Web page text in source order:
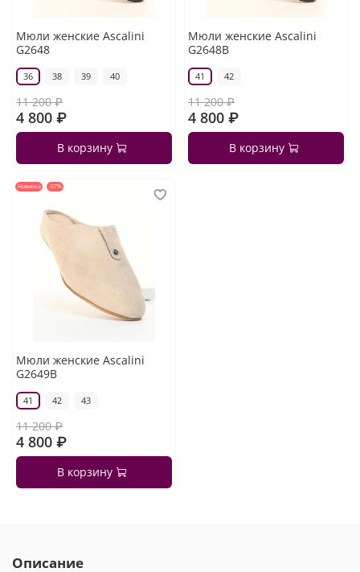
Мюли женские Ascalini
G2648
36 38 39 40
11 200 ₽
4 800 ₽
В корзину
Мюли женские Ascalini
G2648B
41 42
11 200 ₽
4 800 ₽
В корзину
Новинка -57%
Мюли женские Ascalini
G2649B
41 42 43
11 200 ₽
4 800 ₽
В корзину
Описание